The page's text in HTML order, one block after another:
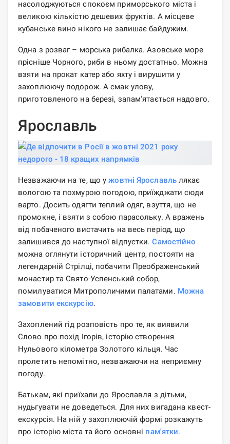
насолоджуються спокоєм приморського міста і
великою кількістю дешевих фруктів. А місцеве
кубанське вино нікого не залишає байдужим.
Одна з розваг – морська рибалка. Азовське море
прісніше Чорного, риби в ньому достатньо. Можна
взяти на прокат катер або яхту і вирушити у
захоплюючу подорож. А смак улову,
приготовленого на березі, запам'ятається надовго.
Ярославль
Незважаючи на те, що ужовтні Ярославльлякає
вологою та похмурою погодою, приїжджати сюди
варто. Досить одягти теплий одяг, взуття, що не
промокне, і взяти з собою парасольку. А вражень
від побаченого вистачить на весь період, що
залишився до наступної відпустки.Самостійно
можна оглянути історичний центр, постояти на
легендарній Стрілці, побачити Преображенський
монастир та Свято-Успенський собор,
помилуватися Митрополичими палатами. Можна
замовити екскурсію.
Захоплений гід розповість про те, як виявили
Слово про похід Ігорів, історію створення
Нульового кілометра Золотого кільця. Час
пролетить непомітно, незважаючи на неприємну
погоду.
Батькам, які приїхали до Ярославля з дітьми,
нудьгувати не доведеться. Для них вигадана квест-
екскурсія. На ній у захоплюючій формі розкажуть
про історію міста та його основні пам'ятки.